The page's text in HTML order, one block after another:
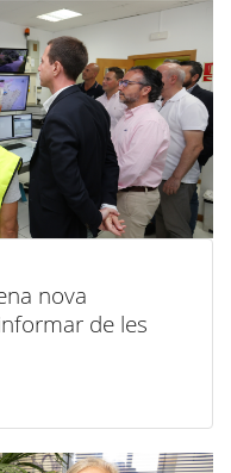
nova
de les